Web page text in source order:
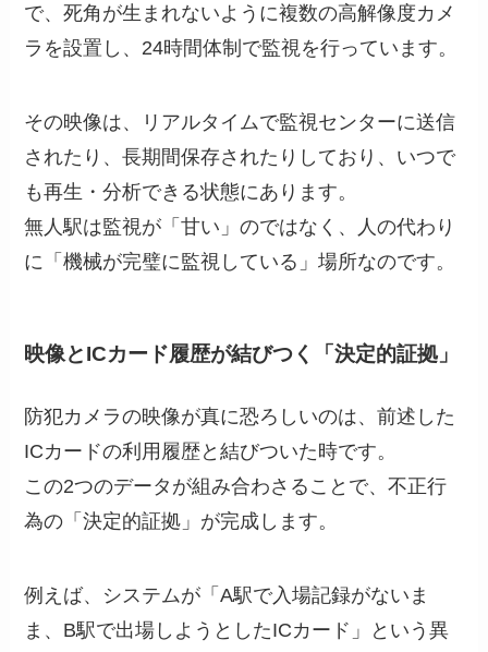
で、死角が生まれないように複数の高解像度カメ
ラを設置し、24時間体制で監視を行っています。
その映像は、リアルタイムで監視センターに送信
されたり、長期間保存されたりしており、いつで
も再生・分析できる状態にあります。
無人駅は監視が「甘い」のではなく、人の代わり
に「機械が完璧に監視している」場所なのです。
映像とICカード履歴が結びつく「決定的証拠」
防犯カメラの映像が真に恐ろしいのは、前述した
ICカードの利用履歴と結びついた時です。
この2つのデータが組み合わさることで、不正行
為の「決定的証拠」が完成します。
例えば、システムが「A駅で入場記録がないま
ま、B駅で出場しようとしたICカード」という異